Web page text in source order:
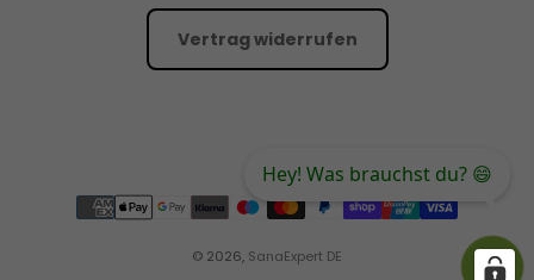
Vertrag widerrufen
© 2026, SanaExpert DE
Hey! Was brauchst du? 😄